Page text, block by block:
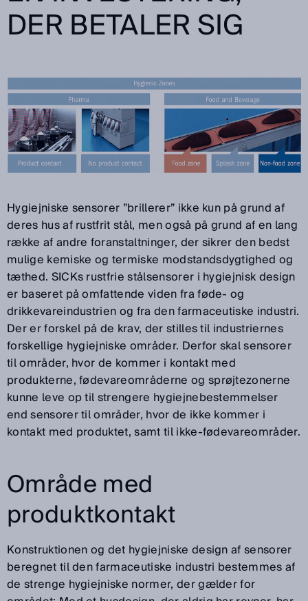
DER BETALER SIG
Hygiejniske sensorer ”brillerer” ikke kun på grund af
deres hus af rustfrit stål, men også på grund af en lang
række af andre foranstaltninger, der sikrer den bedst
mulige kemiske og termiske modstandsdygtighed og
tæthed. SICKs rustfrie stålsensorer i hygiejnisk design
er baseret på omfattende viden fra føde- og
drikkevareindustrien og fra den farmaceutiske industri.
Der er forskel på de krav, der stilles til industriernes
forskellige hygiejniske områder. Derfor skal sensorer
til områder, hvor de kommer i kontakt med
produkterne, fødevareområderne og sprøjtezonerne
kunne leve op til strengere hygiejnebestemmelser
end sensorer til områder, hvor de ikke kommer i
kontakt med produktet, samt til ikke-fødevareområder.
Område med
produktkontakt
Konstruktionen og det hygiejniske design af sensorer
beregnet til den farmaceutiske industri bestemmes af
de strenge hygiejniske normer, der gælder for